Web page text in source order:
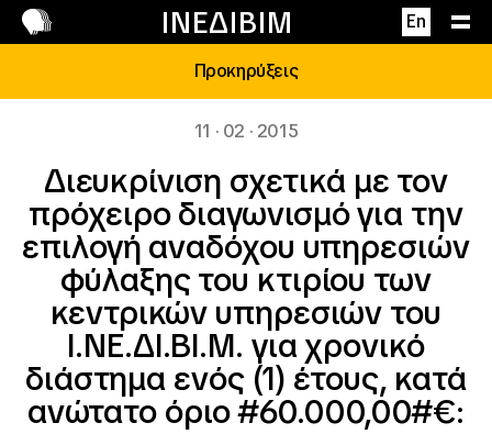
ΙΝΕΔΙΒΙΜ En
Επικοινωνία
Προκηρύξεις
11 · 02 · 2015
Διευκρίνιση σχετικά με τον
πρόχειρο διαγωνισμό για την
επιλογή αναδόχου υπηρεσιών
φύλαξης του κτιρίου των
κεντρικών υπηρεσιών του
Ι.ΝΕ.ΔΙ.ΒΙ.Μ. για χρονικό
διάστημα ενός (1) έτους, κατά
ανώτατο όριο #60.000,00#€: